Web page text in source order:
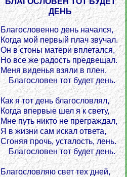
ДЕНЬ
Благословенно день начался,
Когда мой первый плач звучал.
Он в стоны матери вплетался,
Но все же радость предвещал.
Меня виденья взяли в плен.
Благословен тот будет день.
Как я тот день благословлял,
Когда впервые шел я к свету,
Мне путь никто не преграждал,
Я в жизни сам искал ответа,
Сгоняя прочь, усталость, лень.
Благословен тот будет день.
Благословляю свет тех дней,